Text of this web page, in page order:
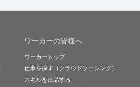
ワーカーの皆様へ
ワーカートップ
仕事を探す（クラウドソーシング）
スキルを出品する